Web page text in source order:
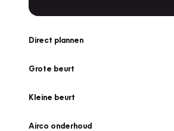
Direct plannen
Grote beurt
Kleine beurt
Airco onderhoud